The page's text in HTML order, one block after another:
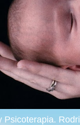
Psicoterapia.